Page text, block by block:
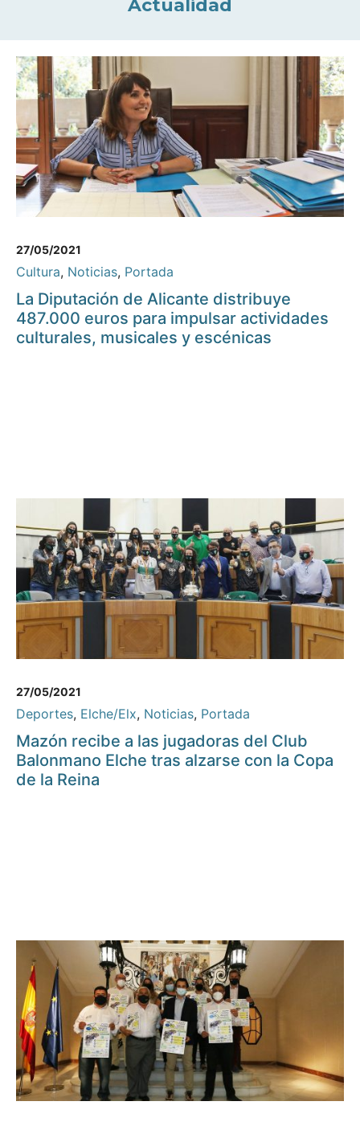
Actualidad
27/05/2021
Cultura, Noticias, Portada
La Diputación de Alicante distribuye
487.000 euros para impulsar actividades
culturales, musicales y escénicas
27/05/2021
Deportes, Elche/Elx, Noticias, Portada
Mazón recibe a las jugadoras del Club
Balonmano Elche tras alzarse con la Copa
de la Reina